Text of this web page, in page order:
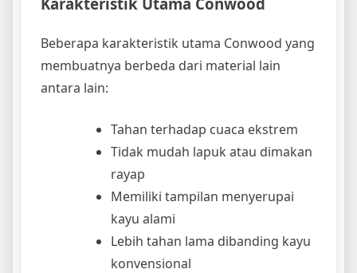
Beberapa karakteristik utama Conwood yang
membuatnya berbeda dari material lain
antara lain:
Tahan terhadap cuaca ekstrem
Tidak mudah lapuk atau dimakan
rayap
Memiliki tampilan menyerupai
kayu alami
Lebih tahan lama dibanding kayu
konvensional